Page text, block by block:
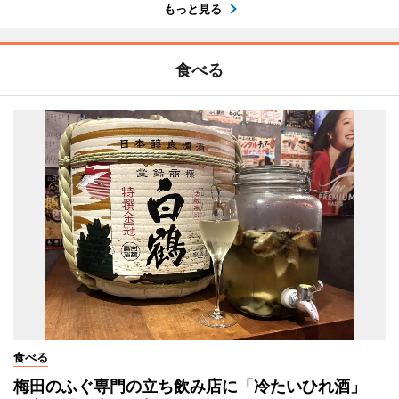
もっと見る
食べる
食べる
梅田のふぐ専門の立ち飲み店に「冷たいひれ酒」